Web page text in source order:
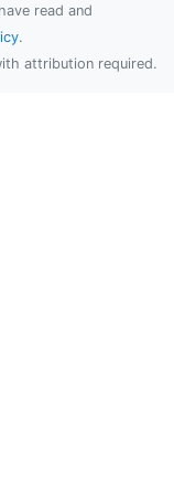
read and
.
attribution required.